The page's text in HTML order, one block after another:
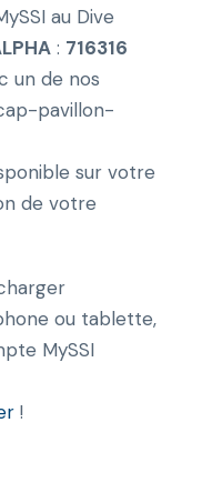
au Dive
: 716316
un de nos
pavillon-
sur votre
de votre
ou tablette,
MySSI
!